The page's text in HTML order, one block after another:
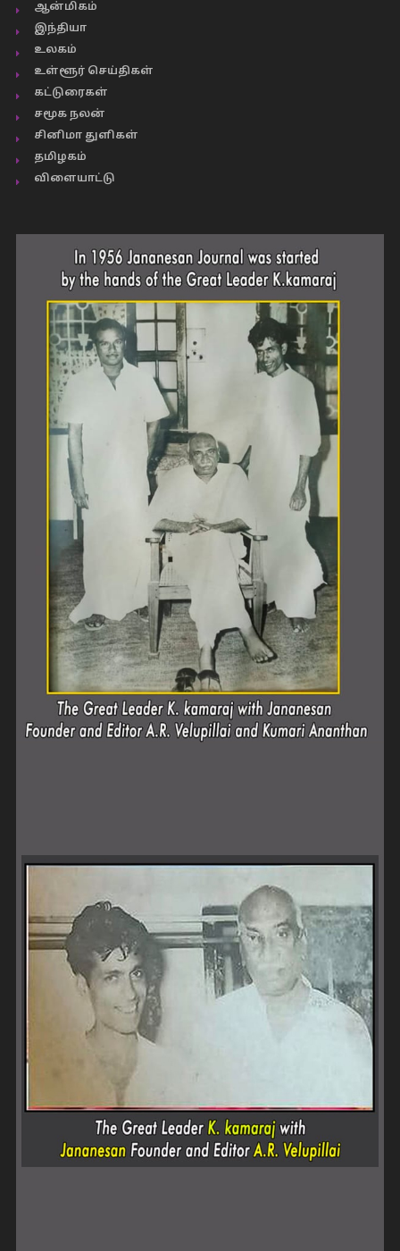
ஆன்மிகம்
இந்தியா
உலகம்
உள்ளூர் செய்திகள்
கட்டுரைகள்
சமூக நலன்
சினிமா துளிகள்
தமிழகம்
விளையாட்டு